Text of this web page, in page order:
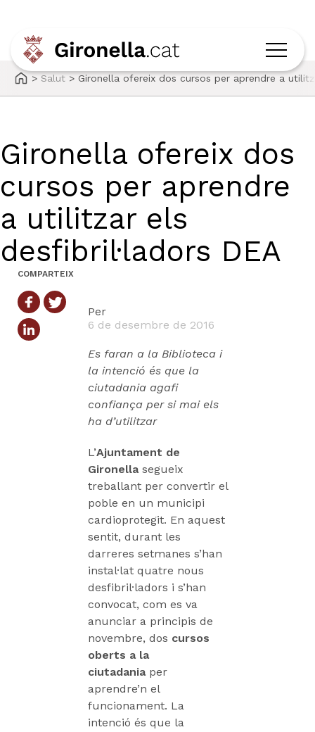
> Salut > Gironella ofereix dos cursos per aprendre a
Gironella ofereix dos
cursos per aprendre
a utilitzar els
desfibril·ladors DEA
COMPARTEIX
Per
6 de desembre de 2016
Es faran a la Biblioteca i
la intenció és que la
ciutadania agafi
confiança per si mai els
ha d’utilitzar
L’Ajuntament de
Gironellasegueix
treballant per convertir el
poble en un municipi
cardioprotegit. En aquest
sentit, durant les
darreres setmanes s’han
instal·lat quatre nous
desfibril·ladors i s’han
convocat, com es va
anunciar a principis de
novembre, dos cursos
oberts a la
ciutadaniaper
aprendre’n el
funcionament. La
intenció és que la